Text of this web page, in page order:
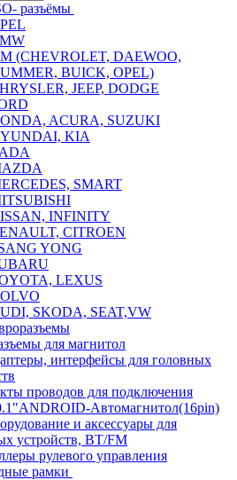
разъёмы
(CHEVROLET, DAEWOO,
BUICK, OPEL)
JEEP, DODGE
ACURA, SUZUKI
KIA
SMART
INFINITY
CITROEN
YONG
LEXUS
SKODA, SEAT,VW
для магнитол
интерфейсы для головных
проводов для подключения
Автомагнитол(16pin)
и аксессуары для
устройств, BT/FM
рулевого управления
рамки